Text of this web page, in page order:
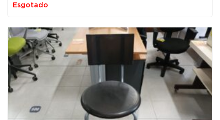
Esgotado